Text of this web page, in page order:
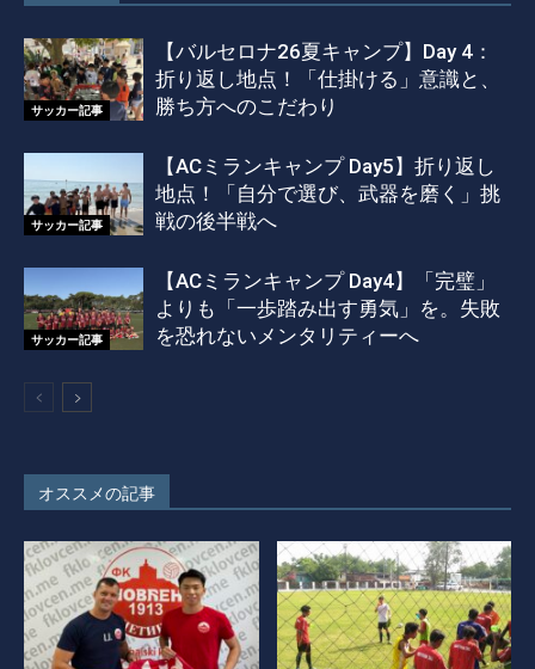
サッカー記事
【バルセロナ26夏キャンプ】Day 4：
折り返し地点！「仕掛ける」意識と、
勝ち方へのこだわり
サッカー記事
【ACミランキャンプ Day5】折り返し
地点！「自分で選び、武器を磨く」挑
戦の後半戦へ
サッカー記事
【ACミランキャンプ Day4】「完璧」
よりも「一歩踏み出す勇気」を。失敗
を恐れないメンタリティーへ
オススメの記事